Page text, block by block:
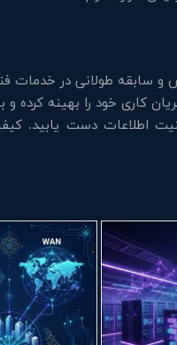
سابقه طولانی در خدمات
کاری خود را بهینه کرده و
اطلاعات دست یابید.